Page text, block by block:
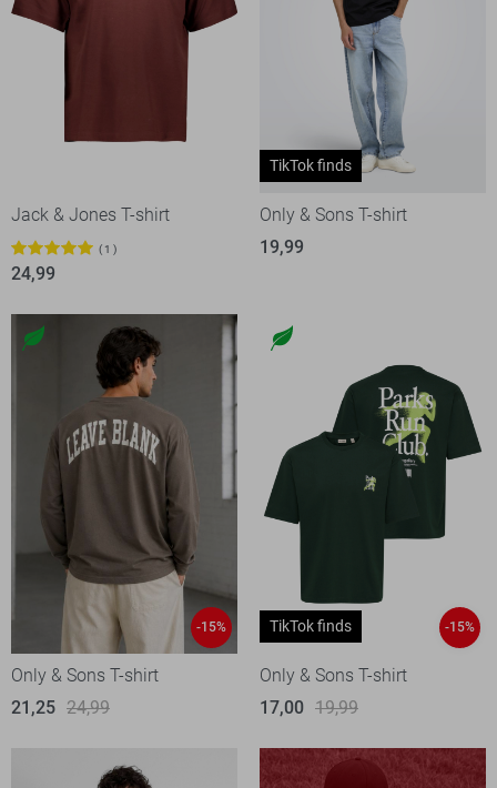
Jack & Jones T-shirt
1
24,99
TikTok finds
Only & Sons T-shirt
19,99
-15%
Only & Sons T-shirt
21,25 24,99
TikTok finds -15%
Only & Sons T-shirt
17,00 19,99